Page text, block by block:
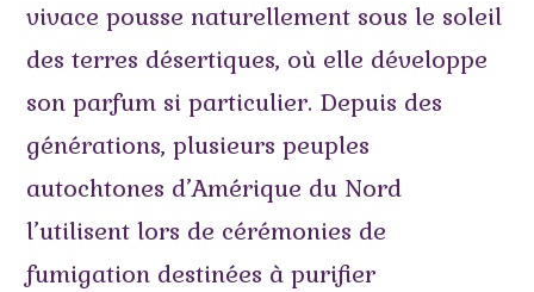
vivace pousse naturellement sous le soleil
des terres désertiques, où elle développe
son parfum si particulier. Depuis des
générations, plusieurs peuples
autochtones d’Amérique du Nord
l’utilisent lors de cérémonies de
fumigation destinées à purifier